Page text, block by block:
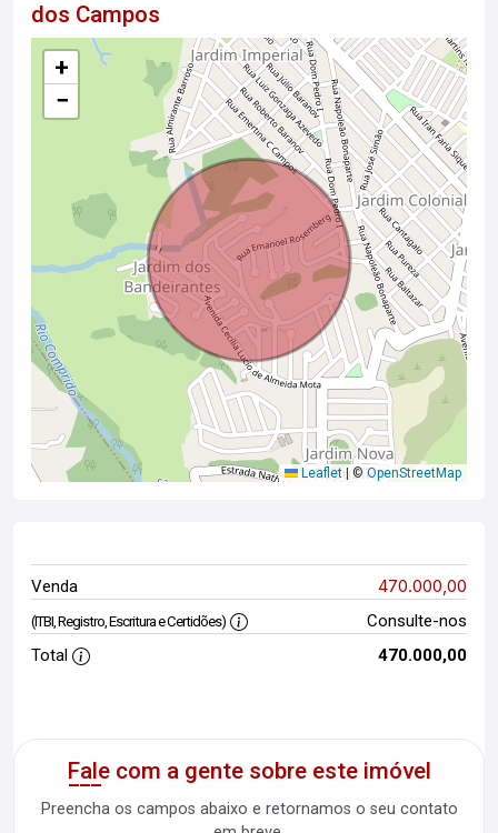
dos Campos
+
−
Leaflet © OpenStreetMap
Venda 470.000,00
(ITBI, Registro, Escritura e Certidões)
Consulte-nos
Total
470.000,00
Fale com a gente sobre este imóvel
Preencha os campos abaixo e retornamos o seu contato